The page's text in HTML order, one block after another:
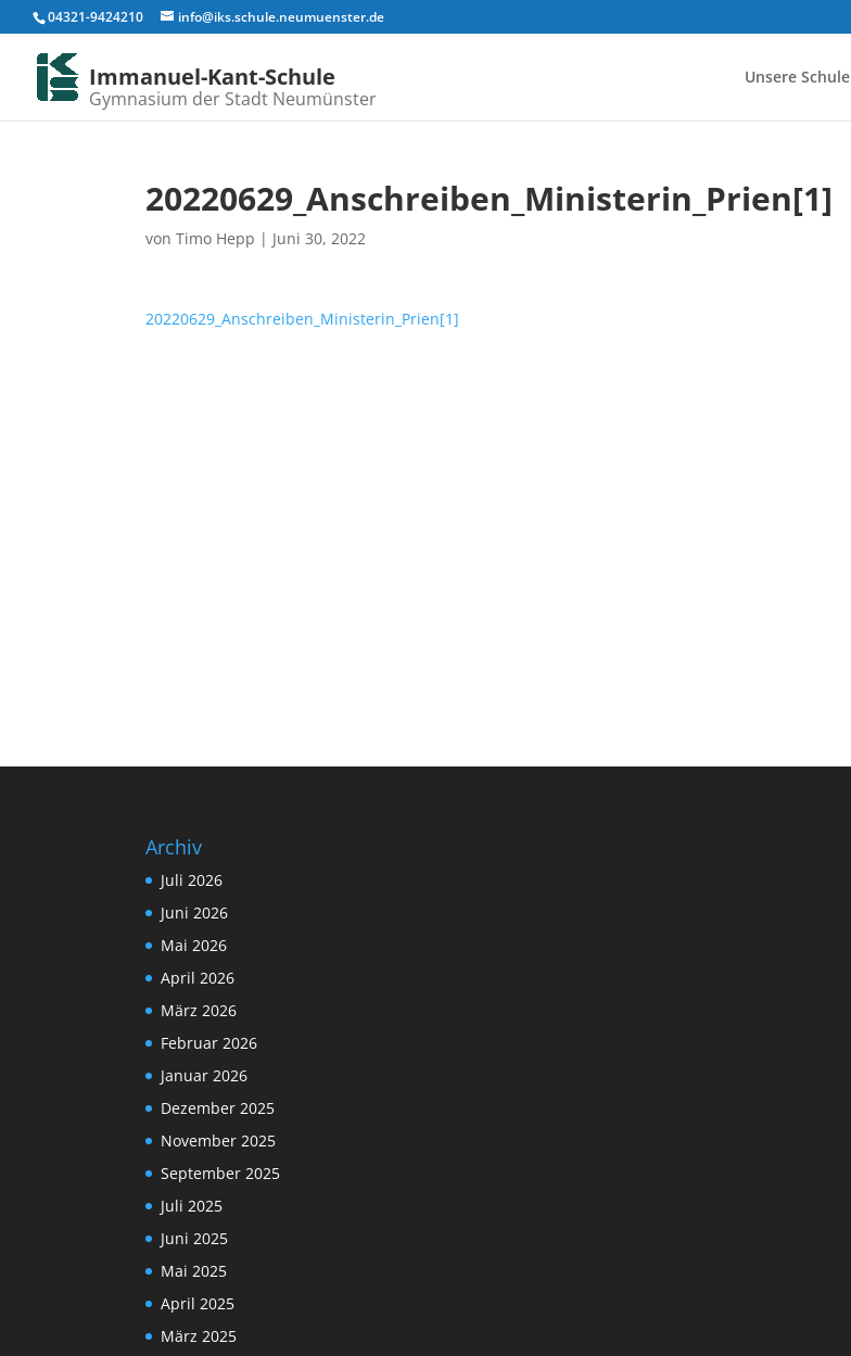
04321-9424210 info@iks.schule.neumuenster.de
Immanuel-Kant-Schule
Gymnasium der Stadt Neumünster
Unsere Schule
20220629_Anschreiben_Ministerin_Prien[1]
vonTimo Hepp | Juni 30, 2022
20220629_Anschreiben_Ministerin_Prien[1]
Archiv
Juli 2026
Juni 2026
Mai 2026
April 2026
März 2026
Februar 2026
Januar 2026
Dezember 2025
November 2025
September 2025
Juli 2025
Juni 2025
Mai 2025
April 2025
März 2025